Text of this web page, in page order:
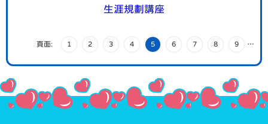
生涯規劃講座
頁面: 1 2 3 4 5 6 7 8 9 …